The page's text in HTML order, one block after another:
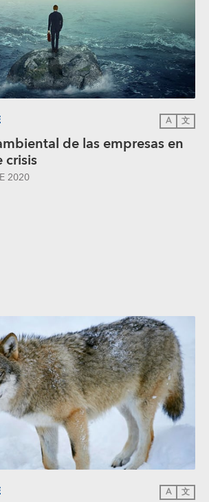
A 文
de las empresas en
crisis
2020
A 文